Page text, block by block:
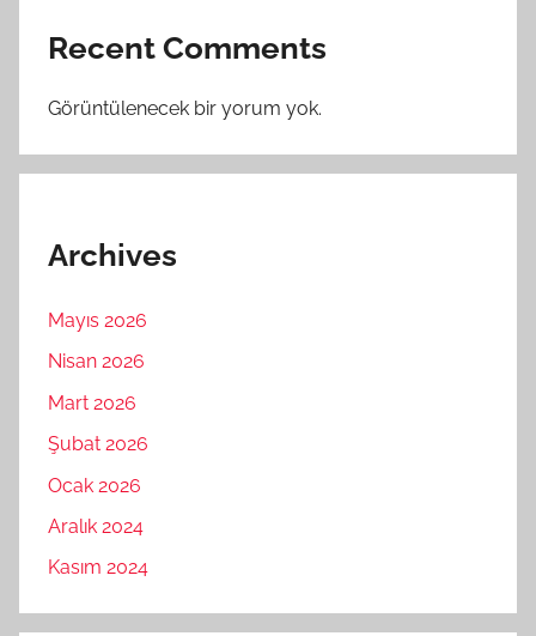
Recent Comments
Görüntülenecek bir yorum yok.
Archives
Mayıs 2026
Nisan 2026
Mart 2026
Şubat 2026
Ocak 2026
Aralık 2024
Kasım 2024